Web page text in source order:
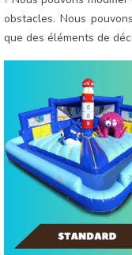
obstacles. Nous
que des éléments de